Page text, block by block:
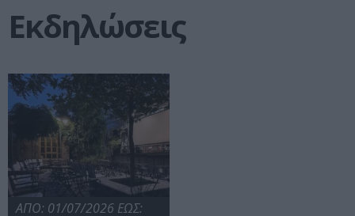
Εκδηλώσεις
ΑΠΟ: 01/07/2026 ΕΩΣ: